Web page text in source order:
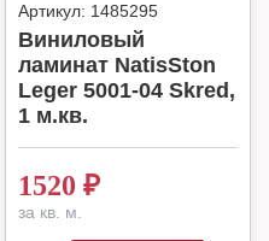
Артикул: 1485295
Виниловый
ламинат NatisSton
Leger 5001-04 Skred,
1 м.кв.
1520 ₽
за кв. м.